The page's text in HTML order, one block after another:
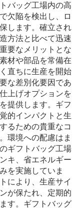
バッグ工場内の高
欠陥を検出し、ロ
します。確立され
方法と比べて迅速
要なメリットとな
材や部品を常備在
直ちに生産を開始
な差別化要因であ
上げオプションを
提供します。ギフ
的インパクトと生
るための貴重なコ
環境への配慮はま
ギフトバッグ工場
キ、省エネルギー
を実施していま
により、生産サイ
が保たれ、定期的
す。ギフトバッグ